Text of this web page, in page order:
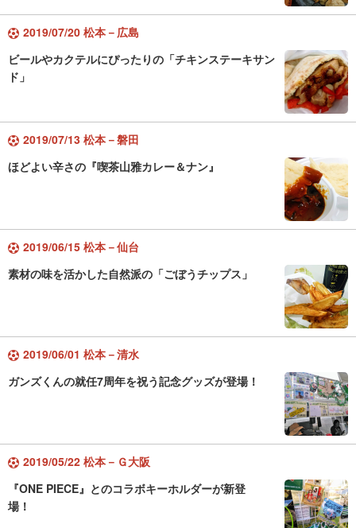
2019/07/20 松本－広島
ビールやカクテルにぴったりの「チキンステーキサン
ド」
2019/07/13 松本－磐田
ほどよい辛さの『喫茶山雅カレー＆ナン』
2019/06/15 松本－仙台
素材の味を活かした自然派の「ごぼうチップス」
2019/06/01 松本－清水
ガンズくんの就任7周年を祝う記念グッズが登場！
2019/05/22 松本－Ｇ大阪
『ONE PIECE』とのコラボキーホルダーが新登
場！